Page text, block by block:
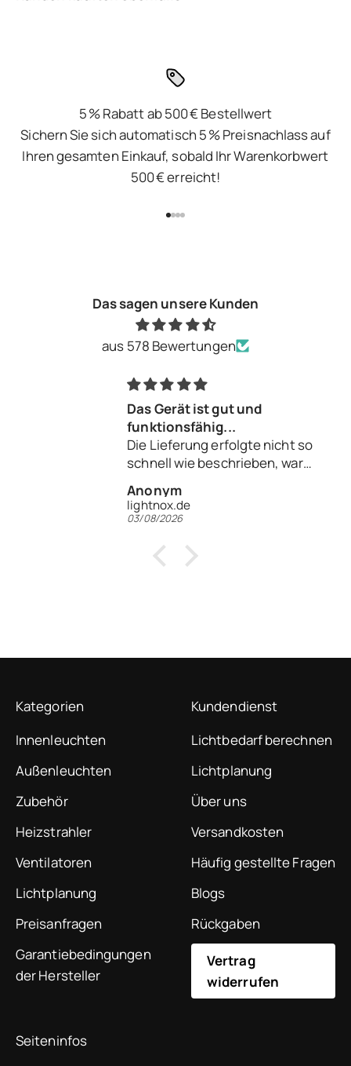
5 % Rabatt ab 500 € Bestellwert
Sichern Sie sich automatisch 5 % Preisnachlass auf
Ihren gesamten Einkauf, sobald Ihr Warenkorbwert
500 € erreicht!
Das sagen unsere Kunden
aus 578 Bewertungen
erfolgte nicht so
wie beschrieben, war
Kategorien
Innenleuchten
Außenleuchten
Zubehör
Heizstrahler
Ventilatoren
Lichtplanung
Preisanfragen
Garantiebedingungen
der Hersteller
Kundendienst
Lichtbedarf berechnen
Lichtplanung
Über uns
Versandkosten
Häufig gestellte Fragen
Blogs
Rückgaben
Vertrag
widerrufen
Seiteninfos